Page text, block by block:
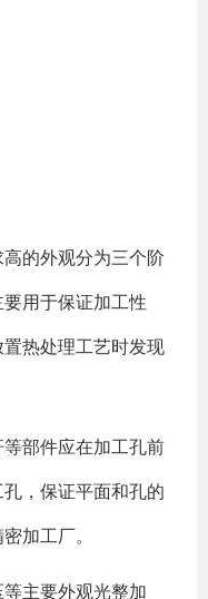
的外观分为三个阶
用于保证加工性
热处理工艺时发现
部件应在加工孔前
，保证平面和孔的
加工厂。
主要外观光整加